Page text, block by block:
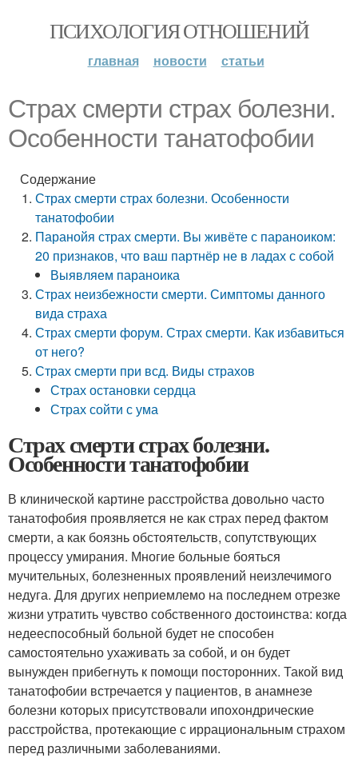
ПСИХОЛОГИЯ ОТНОШЕНИЙ
главная новости статьи
Страх смерти страх болезни.
Особенности танатофобии
Содержание
Страх смерти страх болезни. Особенности
танатофобии
Паранойя страх смерти. Вы живёте с параноиком:
20 признаков, что ваш партнёр не в ладах с собой
Выявляем параноика
Страх неизбежности смерти. Симптомы данного
вида страха
Страх смерти форум. Страх смерти. Как избавиться
от него?
Страх смерти при всд. Виды страхов
Страх остановки сердца
Страх сойти с ума
Страх смерти страх болезни.
Особенности танатофобии
В клинической картине расстройства довольно часто
танатофобия проявляется не как страх перед фактом
смерти, а как боязнь обстоятельств, сопутствующих
процессу умирания. Многие больные бояться
мучительных, болезненных проявлений неизлечимого
недуга. Для других неприемлемо на последнем отрезке
жизни утратить чувство собственного достоинства: когда
недееспособный больной будет не способен
самостоятельно ухаживать за собой, и он будет
вынужден прибегнуть к помощи посторонних. Такой вид
танатофобии встречается у пациентов, в анамнезе
болезни которых присутствовали ипохондрические
расстройства, протекающие с иррациональным страхом
перед различными заболеваниями.